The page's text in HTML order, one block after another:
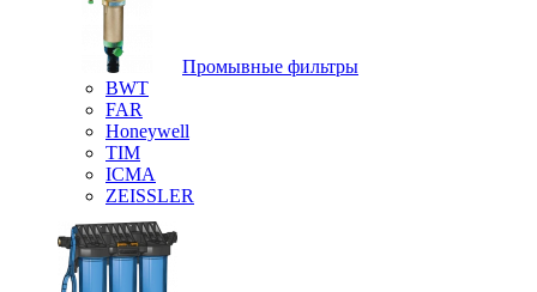
Промывные фильтры
BWT
FAR
Honeywell
TIM
ICMA
ZEISSLER